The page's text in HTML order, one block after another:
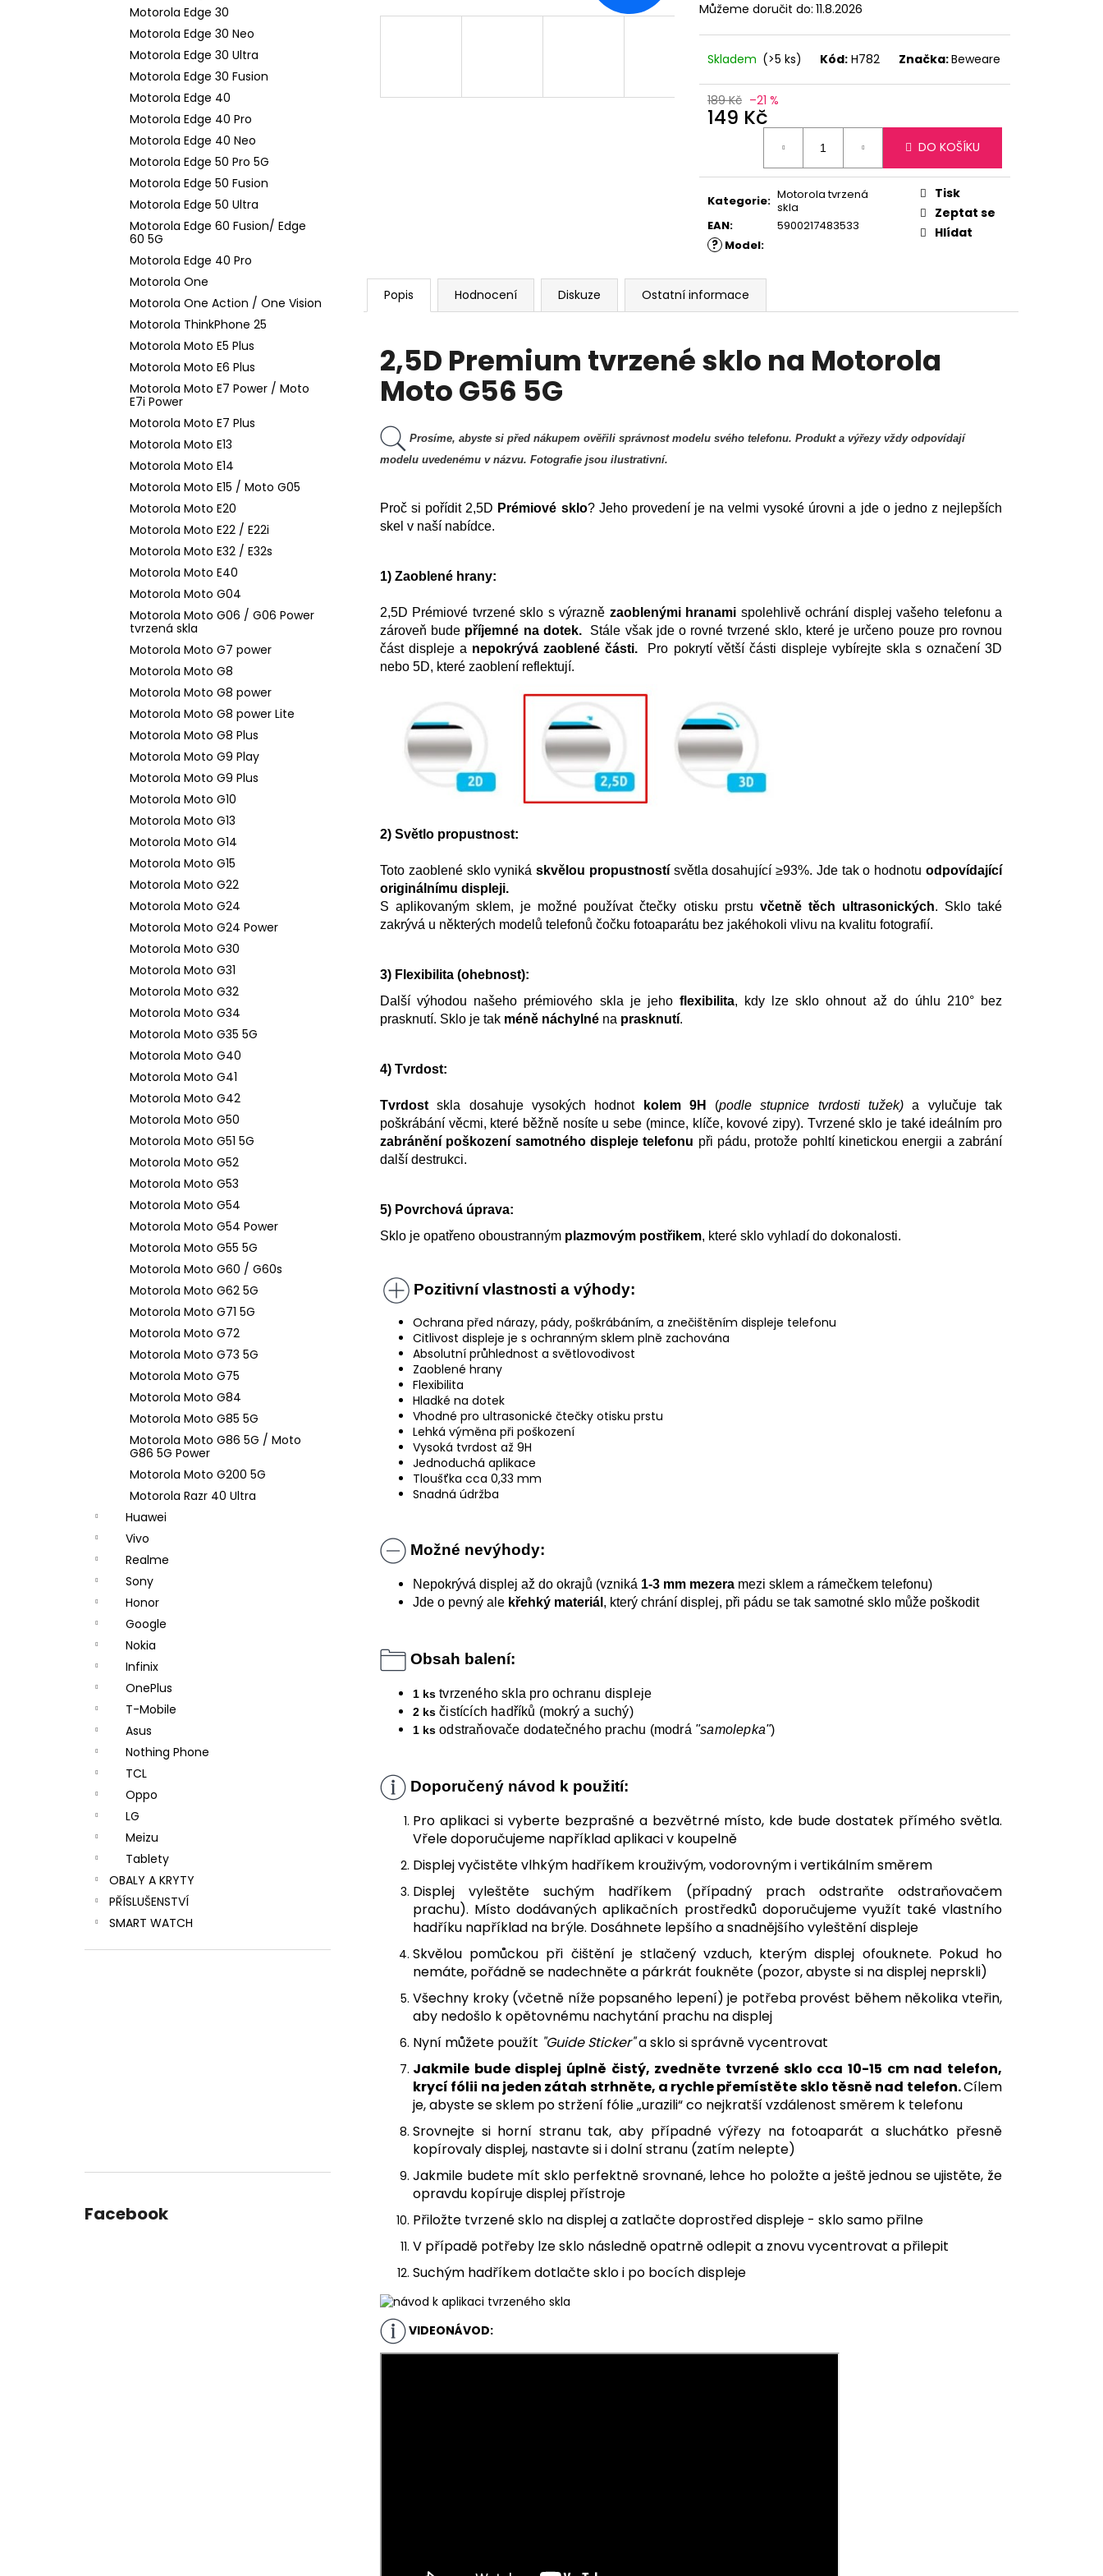
Motorola Edge 30
Motorola Edge 30 Neo
Motorola Edge 30 Ultra
Motorola Edge 30 Fusion
Motorola Edge 40
Motorola Edge 40 Pro
Motorola Edge 40 Neo
Motorola Edge 50 Pro 5G
Motorola Edge 50 Fusion
Motorola Edge 50 Ultra
Motorola Edge 60 Fusion/ Edge
60 5G
Motorola Edge 40 Pro
Motorola One
Motorola One Action / One Vision
Motorola ThinkPhone 25
Motorola Moto E5 Plus
Motorola Moto E6 Plus
Motorola Moto E7 Power / Moto
E7i Power
Motorola Moto E7 Plus
Motorola Moto E13
Motorola Moto E14
Motorola Moto E15 / Moto G05
Motorola Moto E20
Motorola Moto E22 / E22i
Motorola Moto E32 / E32s
Motorola Moto E40
Motorola Moto G04
Motorola Moto G06 / G06 Power
tvrzená skla
Motorola Moto G7 power
Motorola Moto G8
Motorola Moto G8 power
Motorola Moto G8 power Lite
Motorola Moto G8 Plus
Motorola Moto G9 Play
Motorola Moto G9 Plus
Motorola Moto G10
Motorola Moto G13
Motorola Moto G14
Motorola Moto G15
Motorola Moto G22
Motorola Moto G24
Motorola Moto G24 Power
Motorola Moto G30
Motorola Moto G31
Motorola Moto G32
Motorola Moto G34
Motorola Moto G35 5G
Motorola Moto G40
Motorola Moto G41
Motorola Moto G42
Motorola Moto G50
Motorola Moto G51 5G
Motorola Moto G52
Motorola Moto G53
Motorola Moto G54
Motorola Moto G54 Power
Motorola Moto G55 5G
Motorola Moto G60 / G60s
Motorola Moto G62 5G
Motorola Moto G71 5G
Motorola Moto G72
Motorola Moto G73 5G
Motorola Moto G75
Motorola Moto G84
Motorola Moto G85 5G
Motorola Moto G86 5G / Moto
G86 5G Power
Motorola Moto G200 5G
Motorola Razr 40 Ultra
Huawei
Vivo
Realme
Sony
Honor
Google
Nokia
Infinix
OnePlus
T-Mobile
Asus
Nothing Phone
TCL
Oppo
LG
Meizu
Tablety
OBALY A KRYTY
PŘÍSLUŠENSTVÍ
SMART WATCH
Facebook
Můžeme doručit do: 11.8.2026
Skladem (>5 ks) Kód: H782 Značka:Beweare
189 Kč –21 %
149 Kč
DO KOŠÍKU
Kategorie: Motorola tvrzená
skla
EAN: 5900217483533
? Model:
Tisk
Zeptat se
Hlídat
Popis Hodnocení Diskuze Ostatní informace
2,5D Premium tvrzené sklo na Motorola
Moto G56 5G
Prosíme, abyste si před nákupem ověřili správnost modelu svého telefonu. Produkt a výřezy vždy odpovídají
modelu uvedenému v názvu. Fotografie jsou ilustrativní.
Proč si pořídit 2,5D Prémiové sklo? Jeho provedení je na velmi vysoké úrovni a jde o jedno z nejlepších
skel v naší nabídce.
1) Zaoblené hrany:
2,5D Prémiové tvrzené sklo s výrazně zaoblenými hranami spolehlivě ochrání displej vašeho telefonu a
zároveň bude příjemné na dotek.Stále však jde o rovné tvrzené sklo, které je určeno pouze pro rovnou
část displeje a nepokrývá zaoblené části. Pro pokrytí větší části displeje vybírejte skla s označení 3D
nebo 5D, které zaoblení reflektují.
2) Světlo propustnost:
Toto zaoblené sklo vyniká skvělou propustnostísvětla dosahující ≥93%. Jde tak o hodnotuodpovídající
originálnímu displeji.
S aplikovaným sklem, je možné používat čtečky otisku prstu včetně těch ultrasonických. Sklo také
zakrývá u některých modelů telefonů čočku fotoaparátu bez jakéhokoli vlivu na kvalitu fotografií.
3) Flexibilita (ohebnost):
Další výhodou našeho prémiového skla je jeho flexibilita, kdy lze sklo ohnout až do úhlu 210° bez
prasknutí. Sklo je tak méně náchylné na prasknutí.
4) Tvrdost:
Tvrdost skla dosahuje vysokých hodnot kolem 9H (podle stupnice tvrdosti tužek) a vylučuje tak
poškrábání věcmi, které běžně nosíte u sebe (mince, klíče, kovové zipy). Tvrzené sklo je také ideálním pro
zabránění poškození samotného displeje telefonu při pádu, protože pohltí kinetickou energii a zabrání
další destrukci.
5) Povrchová úprava:
Sklo je opatřeno oboustranným plazmovým postřikem, které sklo vyhladí do dokonalosti.
Pozitivní vlastnosti a výhody:
Ochrana před nárazy, pády, poškrábáním, a znečištěním displeje telefonu
Citlivost displeje je s ochranným sklem plně zachována
Absolutní průhlednost a světlovodivost
Zaoblené hrany
Flexibilita
Hladké na dotek
Vhodné pro ultrasonické čtečky otisku prstu
Lehká výměna při poškození
Vysoká tvrdost až 9H
Jednoduchá aplikace
Tloušťka cca 0,33 mm
Snadná údržba
Možné nevýhody:
Nepokrývá displej až do okrajů (vzniká 1-3 mm mezera mezi sklem a rámečkem telefonu)
Jde o pevný ale křehký materiál , který chrání displej, při pádu se tak samotné sklo může poškodit
Obsah balení:
1 ks tvrzeného skla pro ochranu displeje
2 ks čistících hadříků (mokrý a suchý)
1 ks odstraňovače dodatečného prachu (modrá "samolepka")
Doporučený návod k použití:
Pro aplikaci si vyberte bezprašné a bezvětrné místo, kde bude dostatek přímého světla.
Vřele doporučujeme například aplikaci v koupelně
Displej vyčistěte vlhkým hadříkem krouživým, vodorovným i vertikálním směrem
Displej vyleštěte suchým hadříkem (případný prach odstraňte odstraňovačem
prachu). Místo dodávaných aplikačních prostředků doporučujeme využít také vlastního
hadříku například na brýle. Dosáhnete lepšího a snadnějšího vyleštění displeje
Skvělou pomůckou při čištění je stlačený vzduch, kterým displej ofouknete. Pokud ho
nemáte, pořádně se nadechněte a párkrát foukněte (pozor, abyste si na displej neprskli)
Všechny kroky (včetně níže popsaného lepení) je potřeba provést během několika vteřin,
aby nedošlo k opětovnému nachytání prachu na displej
Nyní můžete použít "Guide Sticker"a sklo si správně vycentrovat
Jakmile bude displej úplně čistý, zvedněte tvrzené sklo cca 10-15 cm nad telefon,
krycí fólii na jeden zátah strhněte, a rychle přemístěte sklo těsně nad telefon.Cílem
je, abyste se sklem po stržení fólie „urazili“ co nejkratší vzdálenost směrem k telefonu
Srovnejte si horní stranu tak, aby případné výřezy na fotoaparát a sluchátko přesně
kopírovaly displej, nastavte si i dolní stranu (zatím nelepte)
Jakmile budete mít sklo perfektně srovnané, lehce ho položte a ještě jednou se ujistěte, že
opravdu kopíruje displej přístroje
Přiložte tvrzené sklo na displej a zatlačte doprostřed displeje - sklo samo přilne
V případě potřeby lze sklo následně opatrně odlepit a znovu vycentrovat a přilepit
Suchým hadříkem dotlačte sklo i po bocích displeje
VIDEONÁVOD: